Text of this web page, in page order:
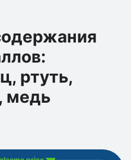
ртуть,
медь